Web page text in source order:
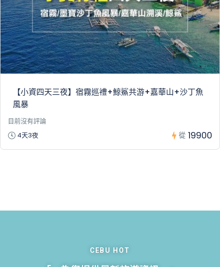
【小資四天三夜】宿霧巡禮+鯨鯊共游+嘉華山+沙丁魚
風暴
目前沒有評論
4天3夜
從 19900
CEBU HOT